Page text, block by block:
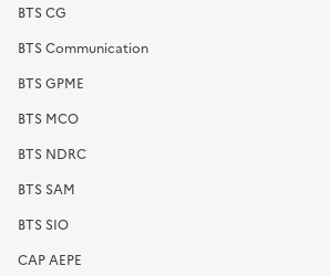
BTS CG
BTS Communication
BTS GPME
BTS MCO
BTS NDRC
BTS SAM
BTS SIO
CAP AEPE